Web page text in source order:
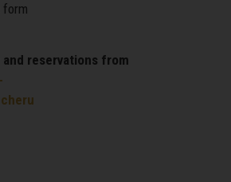
form
and reservations from